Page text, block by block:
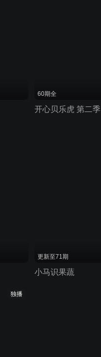
60期全
开心贝乐虎 第二季
更新至71期
小马识果蔬
独播